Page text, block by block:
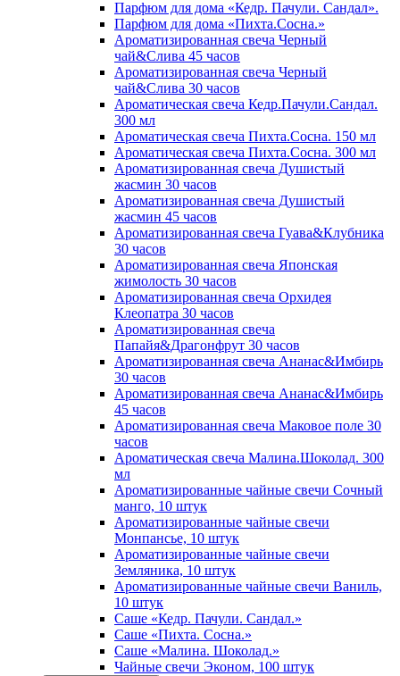
Парфюм для дома «Кедр. Пачули. Сандал».
Парфюм для дома «Пихта.Сосна.»
Ароматизированная свеча Черный
чай&Слива 45 часов
Ароматизированная свеча Черный
чай&Слива 30 часов
Ароматическая свеча Кедр.Пачули.Сандал.
300 мл
Ароматическая свеча Пихта.Сосна. 150 мл
Ароматическая свеча Пихта.Сосна. 300 мл
Ароматизированная свеча Душистый
жасмин 30 часов
Ароматизированная свеча Душистый
жасмин 45 часов
Ароматизированная свеча Гуава&Клубника
30 часов
Ароматизированная свеча Японская
жимолость 30 часов
Ароматизированная свеча Орхидея
Клеопатра 30 часов
Ароматизированная свеча
Папайя&Драгонфрут 30 часов
Ароматизированная свеча Ананас&Имбирь
30 часов
Ароматизированная свеча Ананас&Имбирь
45 часов
Ароматизированная свеча Маковое поле 30
часов
Ароматическая свеча Малина.Шоколад. 300
мл
Ароматизированные чайные свечи Сочный
манго, 10 штук
Ароматизированные чайные свечи
Монпансье, 10 штук
Ароматизированные чайные свечи
Земляника, 10 штук
Ароматизированные чайные свечи Ваниль,
10 штук
Саше «Кедр. Пачули. Сандал.»
Саше «Пихта. Сосна.»
Саше «Малина. Шоколад.»
Чайные свечи Эконом, 100 штук